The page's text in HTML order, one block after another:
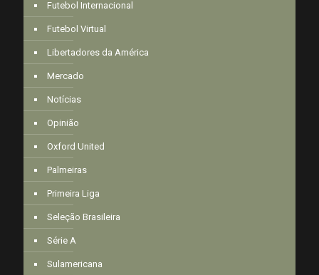
Futebol Internacional
Futebol Virtual
Libertadores da América
Mercado
Notícias
Opinião
Oxford United
Palmeiras
Primeira Liga
Seleção Brasileira
Série A
Sulamericana